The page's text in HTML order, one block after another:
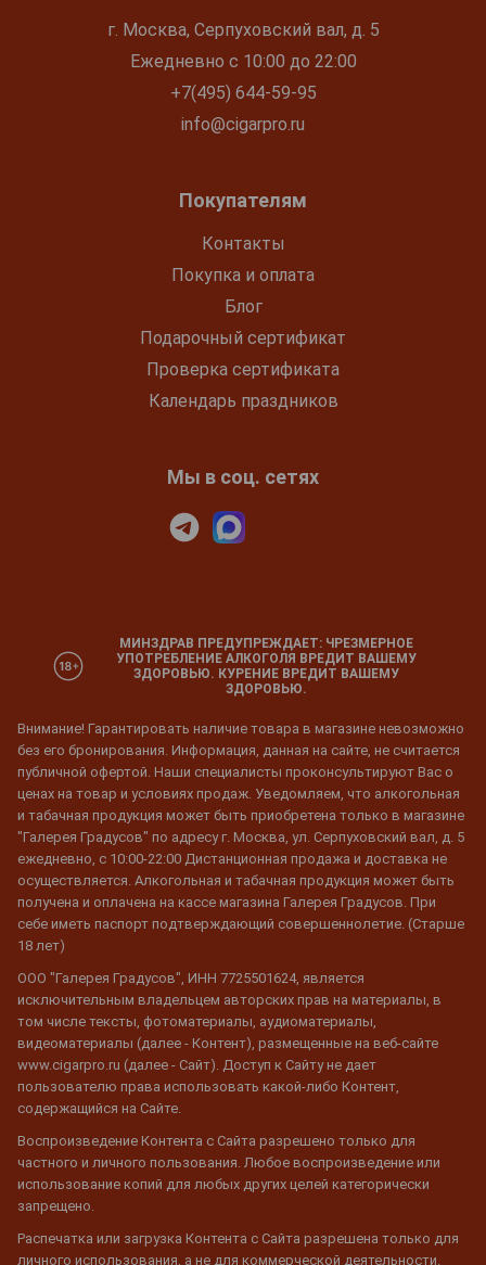
г. Москва, Серпуховский вал, д. 5
Ежедневно с 10:00 до 22:00
+7(495) 644-59-95
info@cigarpro.ru
Покупателям
Контакты
Покупка и оплата
Блог
Подарочный сертификат
Проверка сертификата
Календарь праздников
Мы в соц. сетях
МИНЗДРАВ ПРЕДУПРЕЖДАЕТ: ЧРЕЗМЕРНОЕ
УПОТРЕБЛЕНИЕ АЛКОГОЛЯ ВРЕДИТ ВАШЕМУ
ЗДОРОВЬЮ. КУРЕНИЕ ВРЕДИТ ВАШЕМУ
ЗДОРОВЬЮ.
Внимание! Гарантировать наличие товара в магазине невозможно
без его бронирования. Информация, данная на сайте, не считается
публичной офертой. Наши специалисты проконсультируют Вас о
ценах на товар и условиях продаж. Уведомляем, что алкогольная
и табачная продукция может быть приобретена только в магазине
"Галерея Градусов" по адресу г. Москва, ул. Серпуховский вал, д. 5
ежедневно, с 10:00-22:00 Дистанционная продажа и доставка не
осуществляется. Алкогольная и табачная продукция может быть
получена и оплачена на кассе магазина Галерея Градусов. При
себе иметь паспорт подтверждающий совершеннолетие. (Старше
18 лет)
ООО "Галерея Градусов", ИНН 7725501624, является
исключительным владельцем авторских прав на материалы, в
том числе тексты, фотоматериалы, аудиоматериалы,
видеоматериалы (далее - Контент), размещенные на веб-сайте
www.cigarpro.ru (далее - Сайт). Доступ к Сайту не дает
пользователю права использовать какой-либо Контент,
содержащийся на Сайте.
Воспроизведение Контента с Сайта разрешено только для
частного и личного пользования. Любое воспроизведение или
использование копий для любых других целей категорически
запрещено.
Распечатка или загрузка Контента с Сайта разрешена только для
личного использования, а не для коммерческой деятельности.